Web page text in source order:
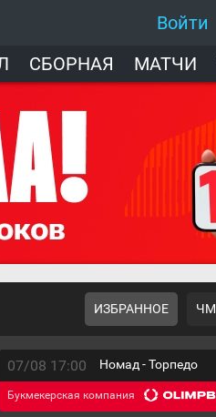
Войти
СБОРНАЯ МАТЧИ
ИЗБРАННОЕ ЧМ
07/08 17:00 Номад - Торпедо
Букмекерская компания